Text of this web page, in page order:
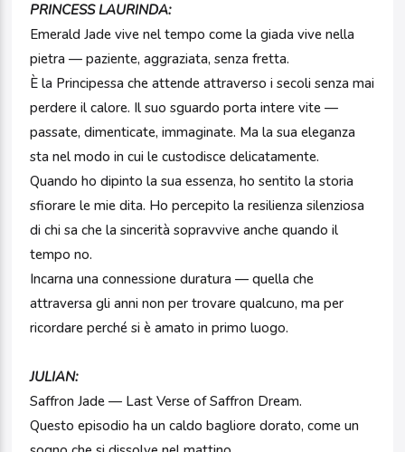
PRINCESS LAURINDA:
Emerald Jade vive nel tempo come la giada vive nella
pietra — paziente, aggraziata, senza fretta.
È la Principessa che attende attraverso i secoli senza mai
perdere il calore. Il suo sguardo porta intere vite —
passate, dimenticate, immaginate. Ma la sua eleganza
sta nel modo in cui le custodisce delicatamente.
Quando ho dipinto la sua essenza, ho sentito la storia
sfiorare le mie dita. Ho percepito la resilienza silenziosa
di chi sa che la sincerità sopravvive anche quando il
tempo no.
Incarna una connessione duratura — quella che
attraversa gli anni non per trovare qualcuno, ma per
ricordare perché si è amato in primo luogo.
JULIAN:
Saffron Jade — Last Verse of Saffron Dream.
Questo episodio ha un caldo bagliore dorato, come un